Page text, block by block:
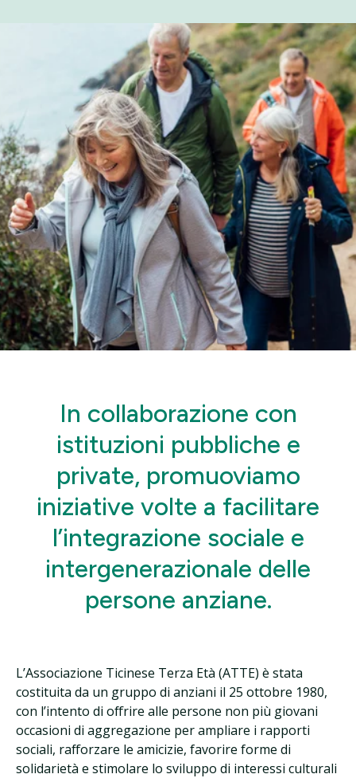
In collaborazione con
istituzioni pubbliche e
private, promuoviamo
iniziative volte a facilitare
l’integrazione sociale e
intergenerazionale delle
persone anziane.
L’Associazione Ticinese Terza Età (ATTE) è stata
costituita da un gruppo di anziani il 25 ottobre 1980,
con l’intento di offrire alle persone non più giovani
occasioni di aggregazione per ampliare i rapporti
sociali, rafforzare le amicizie, favorire forme di
solidarietà e stimolare lo sviluppo di interessi culturali